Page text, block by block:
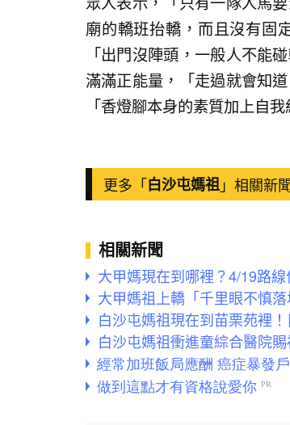
眾人表示，「只有一隊人馬
廟的轎班抬轎，而且沒有固
「出門沒陣頭，一般人不能
滿滿正能量，「走過就會知
「香燈腳本身的素質加上自
更多「白沙屯媽祖」相關新
相關新聞
大甲媽現在到哪裡？4/19路
大甲媽祖上轎「千里眼不慎
白沙屯媽祖現在到苗栗苑裡
白沙屯媽祖衝進童綜合醫院